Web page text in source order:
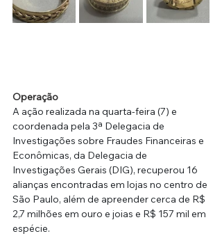
Operação
A ação realizada na quarta-feira (7) e
coordenada pela 3ª Delegacia de
Investigações sobre Fraudes Financeiras e
Econômicas, da Delegacia de
Investigações Gerais (DIG), recuperou 16
alianças encontradas em lojas no centro de
São Paulo, além de apreender cerca de R$
2,7 milhões em ouro e joias e R$ 157 mil em
espécie.